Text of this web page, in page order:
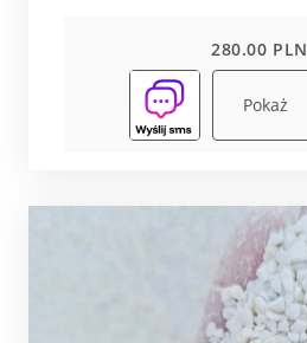
280.00 PLN
Pokaż